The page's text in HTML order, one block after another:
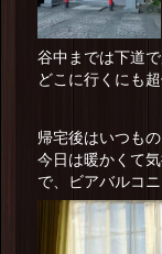
谷中までは下道
どこに行くにも
帰宅後はいつも
今日は暖かくて
で、ビアバルコ